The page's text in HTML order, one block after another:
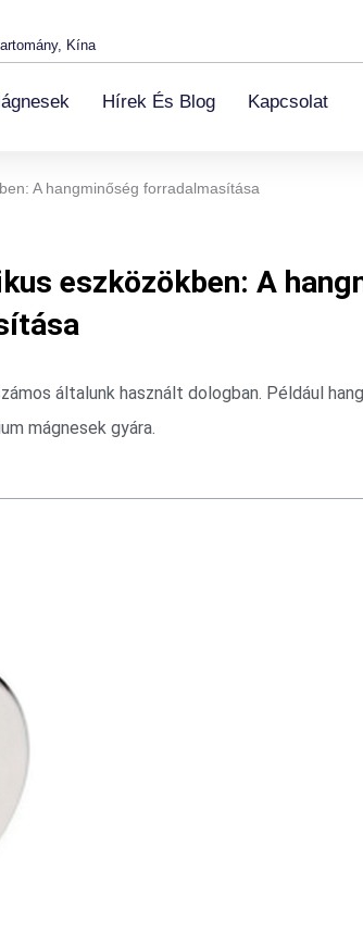
Kína
Hírek És Blog Kapcsolat
A hangminőség forradalmasítása
eszközökben: A
általunk használt dologban. Például
mágnesek gyára.